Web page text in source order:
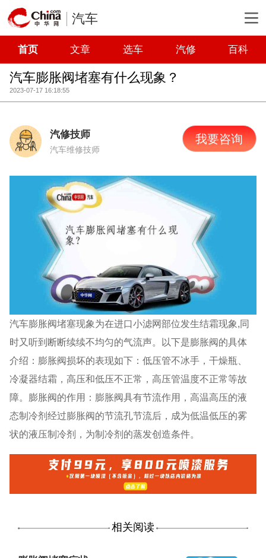
汽车
首页 文章 选车 汽修 百科
汽车膨胀阀堵塞有什么现象？
2023-07-17 16:18:55
汽修技师
汽车维修技师
我要咨询
汽车膨胀阀堵塞现象为在进口小滤网部位发生结霜现象,同
时又听到断断续续不均匀的气流声。以下是膨胀阀的具体
介绍：膨胀阀损坏的表现如下：低压管不冰手，干燥瓶、
冷凝器结霜，高压和低压不正常，高压管温度不正常等故
障。膨胀阀的作用：膨胀阀具有节流作用，高温高压的液
态制冷剂经过膨胀阀的节流孔节流后，成为低温低压的雾
状的液压制冷剂，为制冷剂的蒸发创造条件。
相关阅读